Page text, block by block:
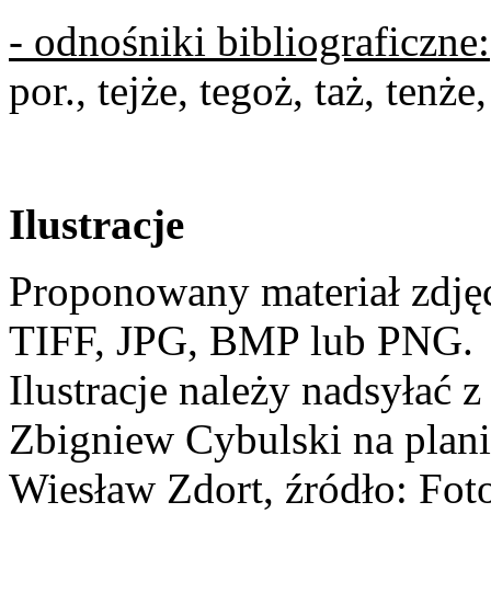
- odnośniki bibliograficzne:
por., tejże, tegoż, taż,
Ilustracje
Proponowany materiał
TIFF, JPG, BMP lub PNG.
Ilustracje należy nadsyłać
Zbigniew Cybulski na
Wiesław Zdort, źródło: